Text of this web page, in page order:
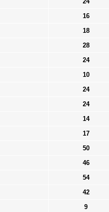
16
18
28
24
10
24
24
14
17
50
46
54
42
9